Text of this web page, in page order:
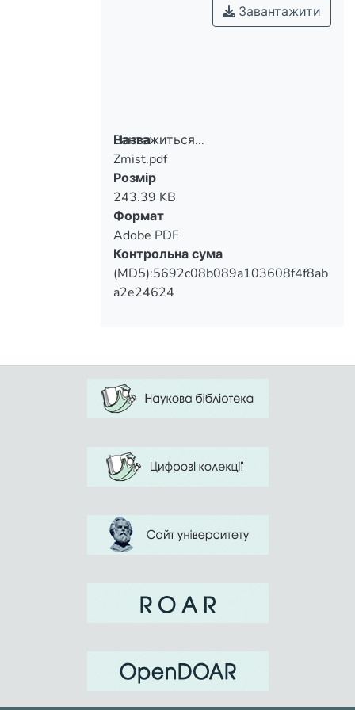
Вантажиться...
Вантажиться...
Завантажити
Назва
Zmist.pdf
Розмір
243.39 KB
Формат
Adobe PDF
Контрольна сума
(MD5):5692c08b089a103608f4f8ab
a2e24624